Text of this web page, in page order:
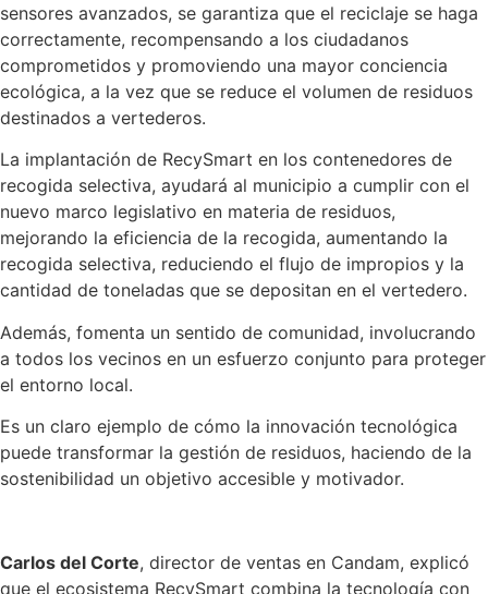
sensores avanzados, se garantiza que el reciclaje se haga
correctamente, recompensando a los ciudadanos
comprometidos y promoviendo una mayor conciencia
ecológica, a la vez que se reduce el volumen de residuos
destinados a vertederos.
La implantación de RecySmart en los contenedores de
recogida selectiva, ayudará al municipio a cumplir con el
nuevo marco legislativo en materia de residuos,
mejorando la eficiencia de la recogida, aumentando la
recogida selectiva, reduciendo el flujo de impropios y la
cantidad de toneladas que se depositan en el vertedero.
Además, fomenta un sentido de comunidad, involucrando
a todos los vecinos en un esfuerzo conjunto para proteger
el entorno local.
Es un claro ejemplo de cómo la innovación tecnológica
puede transformar la gestión de residuos, haciendo de la
sostenibilidad un objetivo accesible y motivador.
Carlos del Corte, director de ventas en Candam, explicó
que el ecosistema RecySmart combina la tecnología con